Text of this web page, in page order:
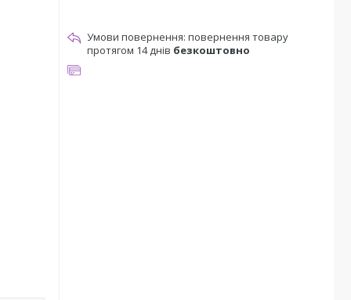
повернення товару
протягом 14 днів безкоштовно